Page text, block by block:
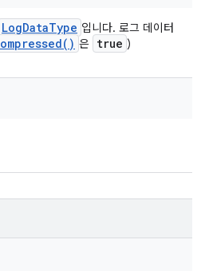
LogDataType 입니다. 로그 데이터
) 은 true )